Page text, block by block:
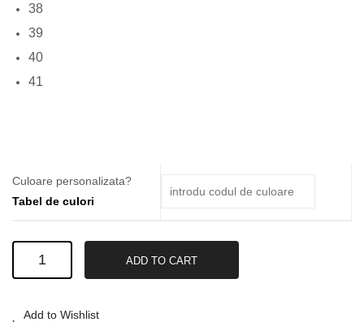
38
39
40
41
Culoare personalizata?
Tabel de culori
Balerini
#04
ADD TO CART
Add to Wishlist